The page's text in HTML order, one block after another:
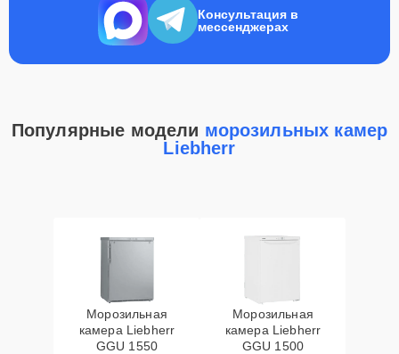
Консультация в
мессенджерах
Популярные модели морозильных камер
Liebherr
Морозильная
камера Liebherr
GGU 1550
Морозильная
камера Liebherr
GGU 1500